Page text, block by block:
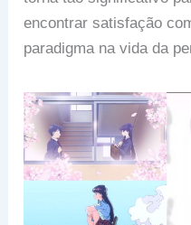
encontrar satisfação
paradigma na vida da